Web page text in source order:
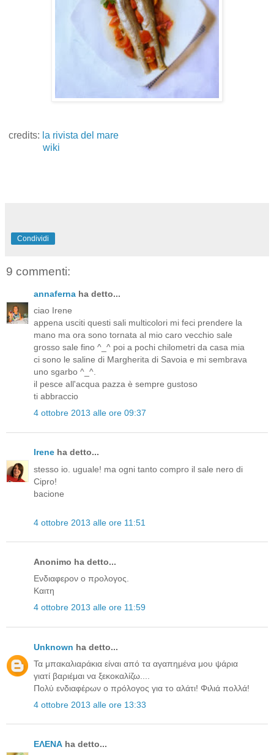
credits: la rivista del mare
wiki
Condividi
9 commenti:
annaferna ha detto...
ciao Irene
appena usciti questi sali multicolori mi feci prendere la
mano ma ora sono tornata al mio caro vecchio sale
grosso sale fino ^_^ poi a pochi chilometri da casa mia
ci sono le saline di Margherita di Savoia e mi sembrava
uno sgarbo ^_^.
il pesce all'acqua pazza è sempre gustoso
ti abbraccio
4 ottobre 2013 alle ore 09:37
Irene ha detto...
stesso io. uguale! ma ogni tanto compro il sale nero di
Cipro!
bacione
4 ottobre 2013 alle ore 11:51
Anonimo ha detto...
Ενδιαφερον ο προλογος.
Καιτη
4 ottobre 2013 alle ore 11:59
Unknown ha detto...
Τα μπακαλιαράκια είναι από τα αγαπημένα μου ψάρια
γιατί βαριέμαι να ξεκοκαλίζω....
Πολύ ενδιαφέρων ο πρόλογος για το αλάτι! Φιλιά πολλά!
4 ottobre 2013 alle ore 13:33
ΕΛΕΝΑ ha detto...